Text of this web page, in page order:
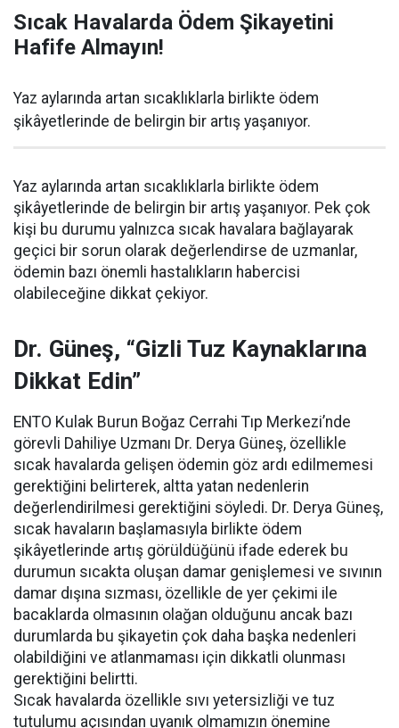
Sıcak Havalarda Ödem Şikayetini
Hafife Almayın!
Yaz aylarında artan sıcaklıklarla birlikte ödem
şikâyetlerinde de belirgin bir artış yaşanıyor.
Yaz aylarında artan sıcaklıklarla birlikte ödem
şikâyetlerinde de belirgin bir artış yaşanıyor. Pek çok
kişi bu durumu yalnızca sıcak havalara bağlayarak
geçici bir sorun olarak değerlendirse de uzmanlar,
ödemin bazı önemli hastalıkların habercisi
olabileceğine dikkat çekiyor.
Dr. Güneş, “Gizli Tuz Kaynaklarına
Dikkat Edin”
ENTO Kulak Burun Boğaz Cerrahi Tıp Merkezi’nde
görevli Dahiliye Uzmanı Dr. Derya Güneş, özellikle
sıcak havalarda gelişen ödemin göz ardı edilmemesi
gerektiğini belirterek, altta yatan nedenlerin
değerlendirilmesi gerektiğini söyledi. Dr. Derya Güneş,
sıcak havaların başlamasıyla birlikte ödem
şikâyetlerinde artış görüldüğünü ifade ederek bu
durumun sıcakta oluşan damar genişlemesi ve sıvının
damar dışına sızması, özellikle de yer çekimi ile
bacaklarda olmasının olağan olduğunu ancak bazı
durumlarda bu şikayetin çok daha başka nedenleri
olabildiğini ve atlanmaması için dikkatli olunması
gerektiğini belirtti.
Sıcak havalarda özellikle sıvı yetersizliği ve tuz
tutulumu açısından uyanık olmamızın önemine